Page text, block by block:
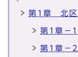
第1章 北区
第1章－
第1章－